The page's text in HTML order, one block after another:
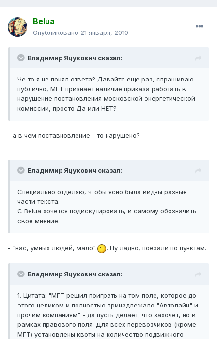
Belua
Опубликовано 21 января, 2010
Владимир Яцукович сказал:
Че то я не понял ответа? Давайте еще раз, спрашиваю
публично, МГТ признает наличие приказа работать в
нарушение постановления московской энергетической
комиссии, просто Да или НЕТ?
- а в чем поставновление - то нарушено?
Владимир Яцукович сказал:
Специально отделяю, чтобы ясно была видны разные
части текста.
С Belua хочется подискутировать, и самому обозначить
свое мнение.
- "нас, умных людей, мало". . Ну ладно, поехали по пунктам.
Владимир Яцукович сказал:
1. Цитата: "МГТ решил поиграть на том поле, которое до
этого целиком и полностью принадлежало "Автолайн" и
прочим компаниям" - да пусть делает, что захочет, но в
рамках правового поля. Для всех перевозчиков (кроме
МГТ) установлены квоты на количество подвижного